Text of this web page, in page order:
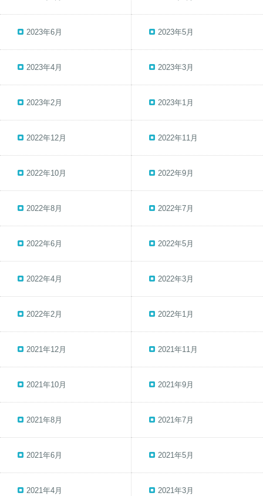
2023年6月 2023年5月
2023年4月 2023年3月
2023年2月 2023年1月
2022年12月 2022年11月
2022年10月 2022年9月
2022年8月 2022年7月
2022年6月 2022年5月
2022年4月 2022年3月
2022年2月 2022年1月
2021年12月 2021年11月
2021年10月 2021年9月
2021年8月 2021年7月
2021年6月 2021年5月
2021年4月 2021年3月